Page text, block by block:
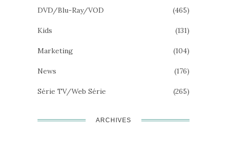
DVD/Blu-Ray/VOD (465)
Kids (131)
Marketing (104)
News (176)
Série TV/Web Série (265)
ARCHIVES